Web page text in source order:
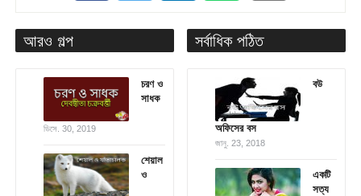
আরও গল্প
চরণ ও
সাধক
ডিসে. 30, 2019
শেয়াল
ও
সর্বাধিক পঠিত
বউ
অফিসের বস
জানু. 23, 2018
একটি
সত্য